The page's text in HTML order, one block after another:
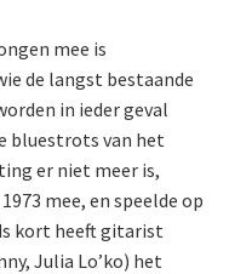
mee is
de langst bestaande
in ieder geval
bluestrots van het
er niet meer is,
mee, en speelde op
kort heeft gitarist
Julia Lo’ko) het